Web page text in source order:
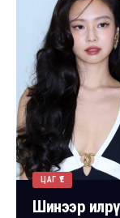
ЦАГ ҮЕ
Шинээр